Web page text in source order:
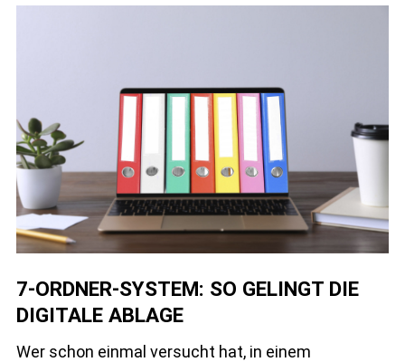
7-ORDNER-SYSTEM: SO GELINGT DIE
DIGITALE ABLAGE
Wer schon einmal versucht hat, in einem